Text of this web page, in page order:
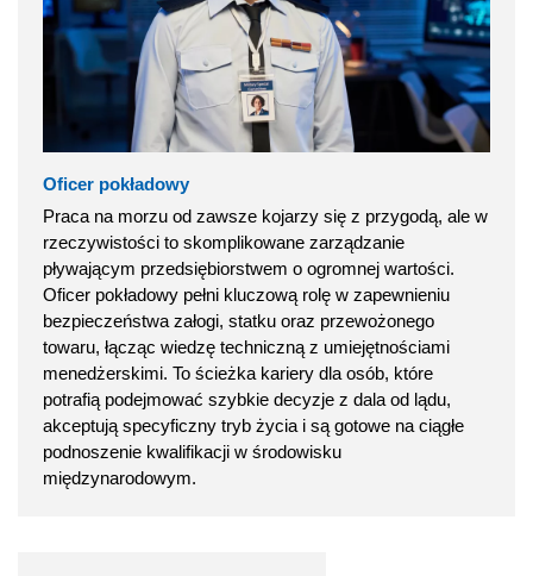
Oficer pokładowy
Praca na morzu od zawsze kojarzy się z przygodą, ale w
rzeczywistości to skomplikowane zarządzanie
pływającym przedsiębiorstwem o ogromnej wartości.
Oficer pokładowy pełni kluczową rolę w zapewnieniu
bezpieczeństwa załogi, statku oraz przewożonego
towaru, łącząc wiedzę techniczną z umiejętnościami
menedżerskimi. To ścieżka kariery dla osób, które
potrafią podejmować szybkie decyzje z dala od lądu,
akceptują specyficzny tryb życia i są gotowe na ciągłe
podnoszenie kwalifikacji w środowisku
międzynarodowym.